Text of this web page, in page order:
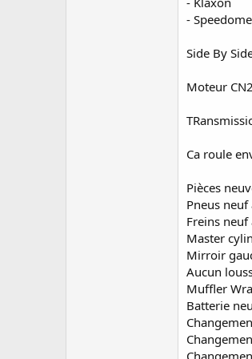
-
Side By
Moteur
Ca roule
Pièces
Pneus
Freins
Master
Mirroir
Aucun
Muffler
Batterie